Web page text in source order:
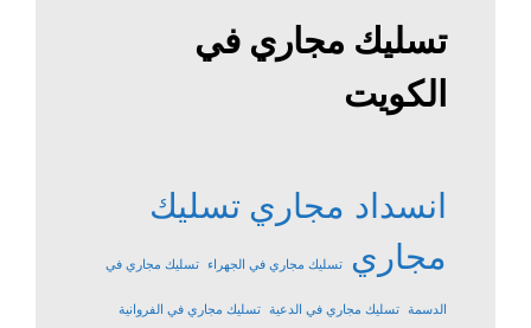
تسليك مجاري في
الكويت
انسداد مجاري تسليك
مجاري
تسليك مجاري في الجهراء تسليك مجاري في
الدسمة تسليك مجاري في الدعية تسليك مجاري في الفروانية